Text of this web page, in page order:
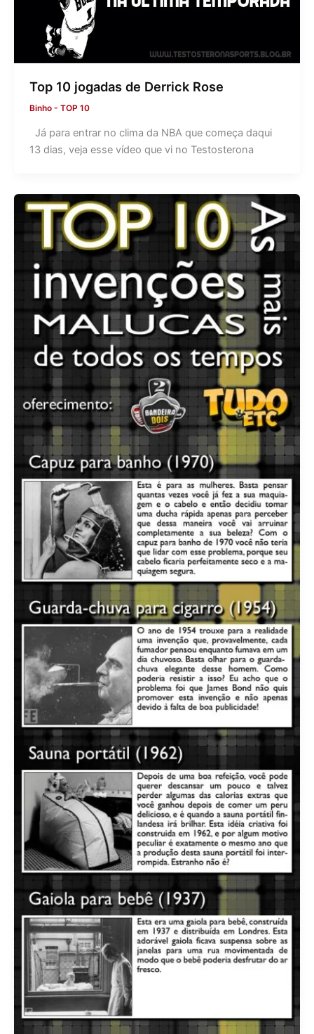
Top 10 jogadas de Derrick Rose
Binho - TOP 10
Já para entrar no clima da NBA que começa daqui
13 dias, veja esse vídeo que vi no Testosterona